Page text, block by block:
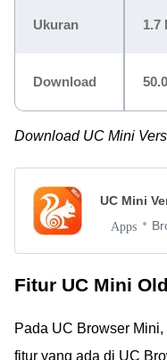
Ukuran 1.7
Download
Download UC Mini
UC Mini
Apps
Fitur UC Mini
Pada UC Browser
fitur yang ada di UC